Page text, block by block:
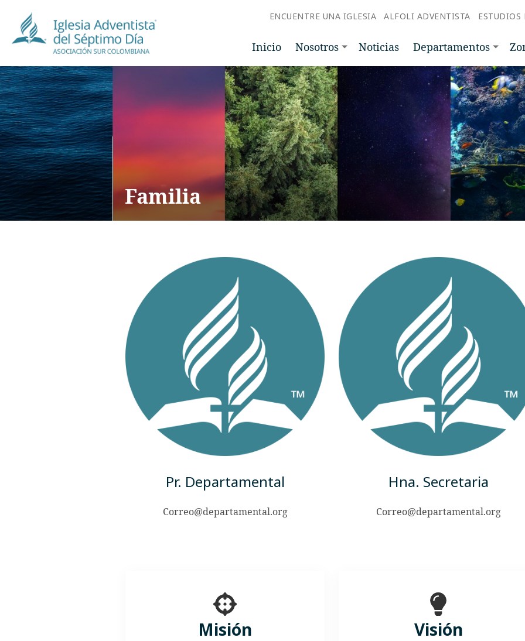
ENCUENTRE UNA IGLESIA ALFOLI ADVENTISTA
Inicio Nosotros Noticias Departamentos
Familia
Pr. Departamental
Correo@departamental.org
Hna. Secretaria
Correo@departamental.org
Misión Visión